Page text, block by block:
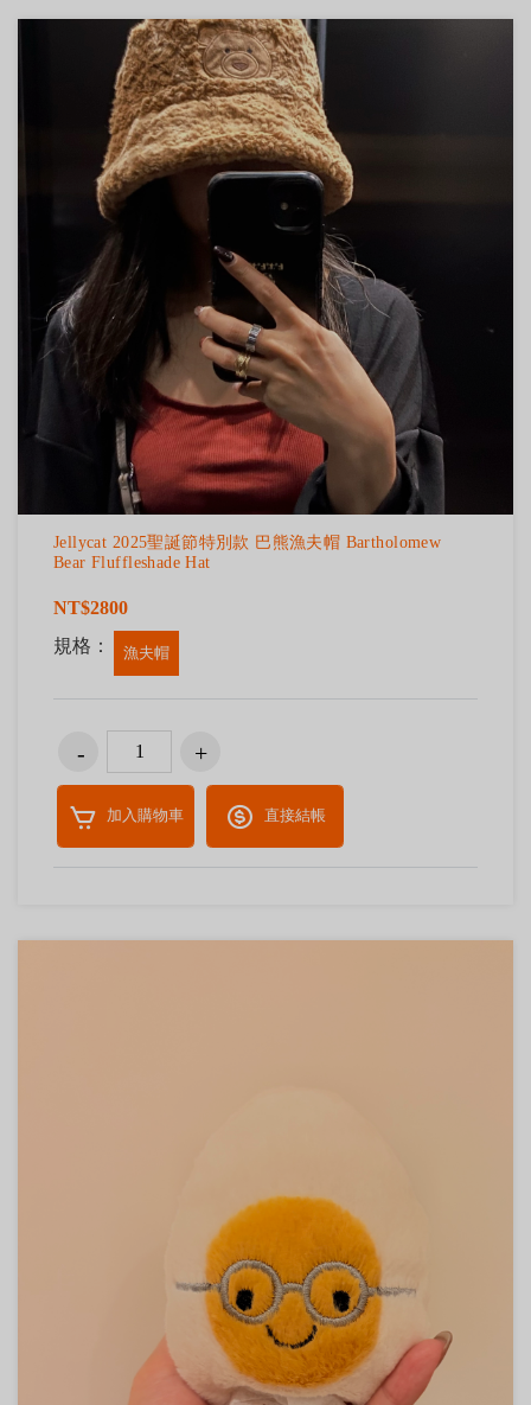
Jellycat 2025聖誕節特別款 巴熊漁夫帽 Bartholomew
Bear Fluffleshade Hat
NT$2800
規格：
漁夫帽
加入購物車 直接結帳